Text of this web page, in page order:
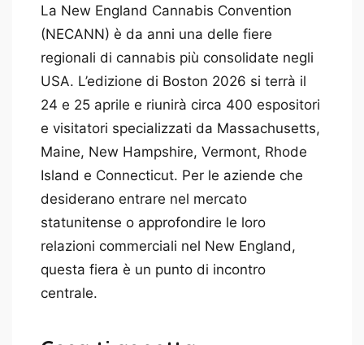
La New England Cannabis Convention
(NECANN) è da anni una delle fiere
regionali di cannabis più consolidate negli
USA. L’edizione di Boston 2026 si terrà il
24 e 25 aprile e riunirà circa 400 espositori
e visitatori specializzati da Massachusetts,
Maine, New Hampshire, Vermont, Rhode
Island e Connecticut. Per le aziende che
desiderano entrare nel mercato
statunitense o approfondire le loro
relazioni commerciali nel New England,
questa fiera è un punto di incontro
centrale.